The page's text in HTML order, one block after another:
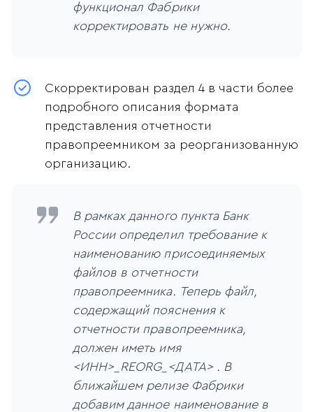
функционал Фабрики
корректировать не нужно.
Скорректирован раздел 4 в части более
подробного описания формата
представления отчетности
правопреемником за реорганизованную
организацию.
В рамках данного пункта Банк
России определил требование к
наименованию присоединяемых
файлов в отчетности
правопреемника. Теперь файл,
содержащий пояснения к
отчетности правопреемника,
должен иметь имя
<ИНН>_REORG_<ДАТА> . В
ближайшем релизе Фабрики
добавим данное наименование в